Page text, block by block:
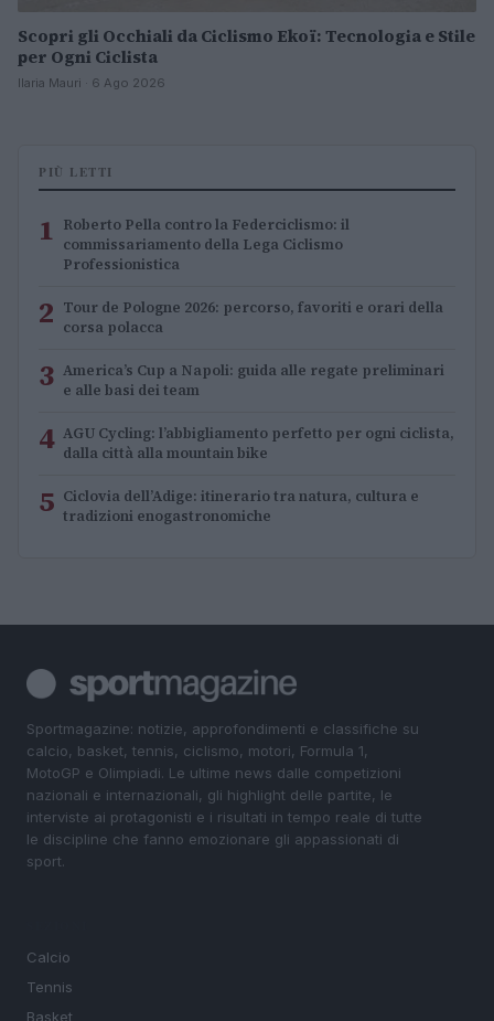
Scopri gli Occhiali da Ciclismo Ekoï: Tecnologia e Stile
per Ogni Ciclista
Ilaria Mauri · 6 Ago 2026
PIÙ LETTI
1 Roberto Pella contro la Federciclismo: il
commissariamento della Lega Ciclismo
Professionistica
2 Tour de Pologne 2026: percorso, favoriti e orari della
corsa polacca
3 America’s Cup a Napoli: guida alle regate preliminari
e alle basi dei team
4 AGU Cycling: l’abbigliamento perfetto per ogni ciclista,
dalla città alla mountain bike
5 Ciclovia dell’Adige: itinerario tra natura, cultura e
tradizioni enogastronomiche
Sportmagazine: notizie, approfondimenti e classifiche su
calcio, basket, tennis, ciclismo, motori, Formula 1,
MotoGP e Olimpiadi. Le ultime news dalle competizioni
nazionali e internazionali, gli highlight delle partite, le
interviste ai protagonisti e i risultati in tempo reale di tutte
le discipline che fanno emozionare gli appassionati di
sport.
Calcio
Tennis
Basket